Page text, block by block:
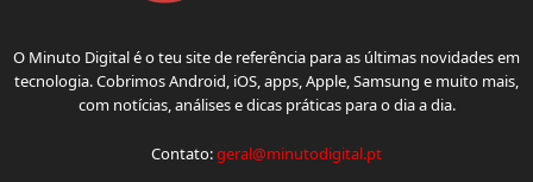
O Minuto Digital é o teu site de referência para as últimas novidades em
tecnologia. Cobrimos Android, iOS, apps, Apple, Samsung e muito mais,
com notícias, análises e dicas práticas para o dia a dia.
Contato:geral@minutodigital.pt